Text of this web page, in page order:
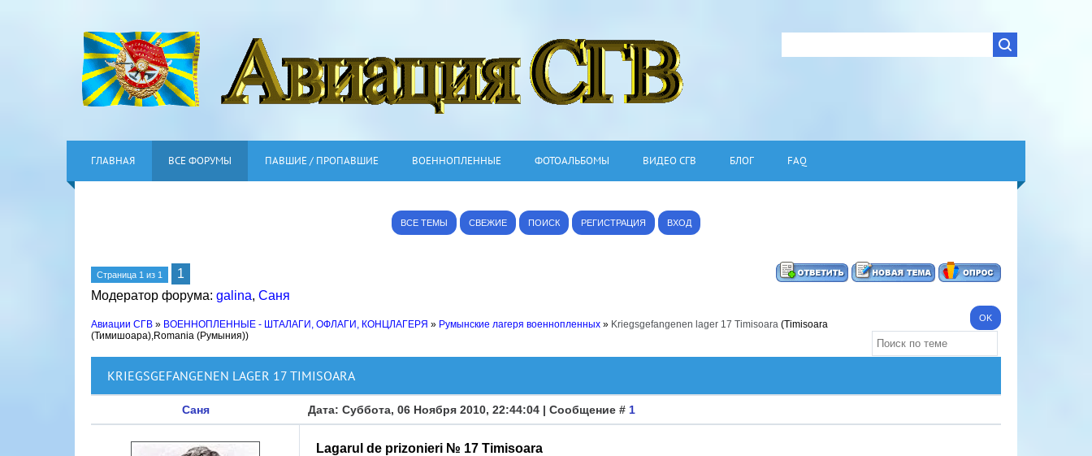
ГЛАВНАЯ ВСЕ ФОРУМЫ ПАВШИЕ / ПРОПАВШИЕ ВОЕННОПЛЕННЫЕ ФОТОАЛЬБОМЫ ВИДЕО СГВ БЛОГ FAQ
ВСЕ ТЕМЫ СВЕЖИЕ ПОИСК РЕГИСТРАЦИЯ ВХОД
Страница 1 из 1
1
Модератор форума: galina, Саня
Авиации СГВ » ВОЕННОПЛЕННЫЕ - ШТАЛАГИ, ОФЛАГИ, КОНЦЛАГЕРЯ » Румынские лагеря военнопленных » Kriegsgefangenen lager 17 Timisoara (Timisoara
(Тимишоара),Romania (Румыния))
KRIEGSGEFANGENEN LAGER 17 TIMISOARA
Саня Дата: Суббота, 06 Ноября 2010, 22:44:04 | Сообщение # 1
Lagarul de prizonieri № 17 Timisoara